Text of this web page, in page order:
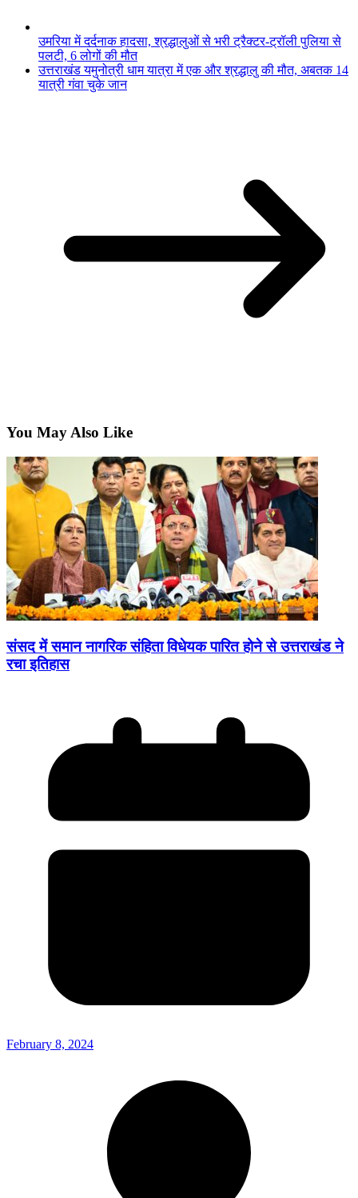
उमरिया में दर्दनाक हादसा, श्रद्धालुओं से भरी ट्रैक्टर-ट्रॉली पुलिया से
पलटी, 6 लोगों की मौत
उत्तराखंड यमुनोत्री धाम यात्रा में एक और श्रद्धालु की मौत, अबतक 14
यात्री गंवा चुके जान
You May Also Like
संसद में समान नागरिक संहिता विधेयक पारित होने से उत्तराखंड ने
रचा इतिहास
February 8, 2024